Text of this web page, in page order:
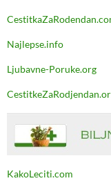
Najlepse.info
Ljubavne-Poruke.org
KakoLeciti.com